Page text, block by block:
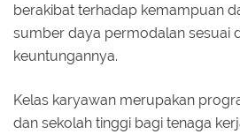
berakibat terhadap kemampuan
sumber daya permodalan sesuai
keuntungannya.
Kelas karyawan merupakan
dan sekolah tinggi bagi tenaga